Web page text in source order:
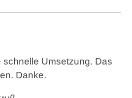
schnelle Umsetzung. Das
Danke.